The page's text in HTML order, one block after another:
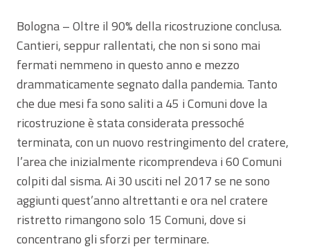
Bologna – Oltre il 90% della ricostruzione conclusa.
Cantieri, seppur rallentati, che non si sono mai
fermati nemmeno in questo anno e mezzo
drammaticamente segnato dalla pandemia. Tanto
che due mesi fa sono saliti a 45 i Comuni dove la
ricostruzione è stata considerata pressoché
terminata, con un nuovo restringimento del cratere,
l’area che inizialmente ricomprendeva i 60 Comuni
colpiti dal sisma. Ai 30 usciti nel 2017 se ne sono
aggiunti quest’anno altrettanti e ora nel cratere
ristretto rimangono solo 15 Comuni, dove si
concentrano gli sforzi per terminare.